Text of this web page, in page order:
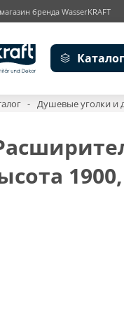
бренда WasserKRAFT
Каталог
Душевые уголки и